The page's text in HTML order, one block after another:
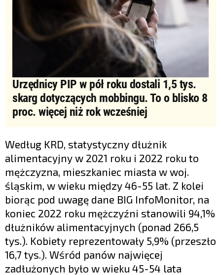
Urzędnicy PIP w pół roku dostali 1,5 tys.
skarg dotyczących mobbingu. To o blisko 8
proc. więcej niż rok wcześniej
Według KRD, statystyczny dłużnik
alimentacyjny w 2021 roku i 2022 roku to
mężczyzna, mieszkaniec miasta w woj.
śląskim, w wieku między 46-55 lat. Z kolei
biorąc pod uwagę dane BIG InfoMonitor, na
koniec 2022 roku mężczyźni stanowili 94,1%
dłużników alimentacyjnych (ponad 266,5
tys.). Kobiety reprezentowały 5,9% (przeszło
16,7 tys.). Wśród panów najwięcej
zadłużonych było w wieku 45-54 lata